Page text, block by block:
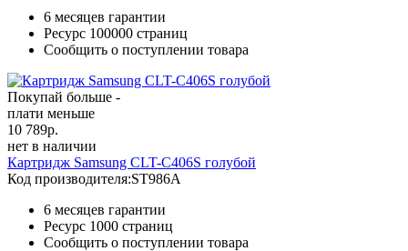
6 месяцев гарантии
Ресурс 100000 страниц
Сообщить о поступлении товара
Покупай больше -
плати меньше
10 789р.
нет в наличии
Картридж Samsung CLT-C406S голубой
Код производителя:ST986A
6 месяцев гарантии
Ресурс 1000 страниц
Сообщить о поступлении товара